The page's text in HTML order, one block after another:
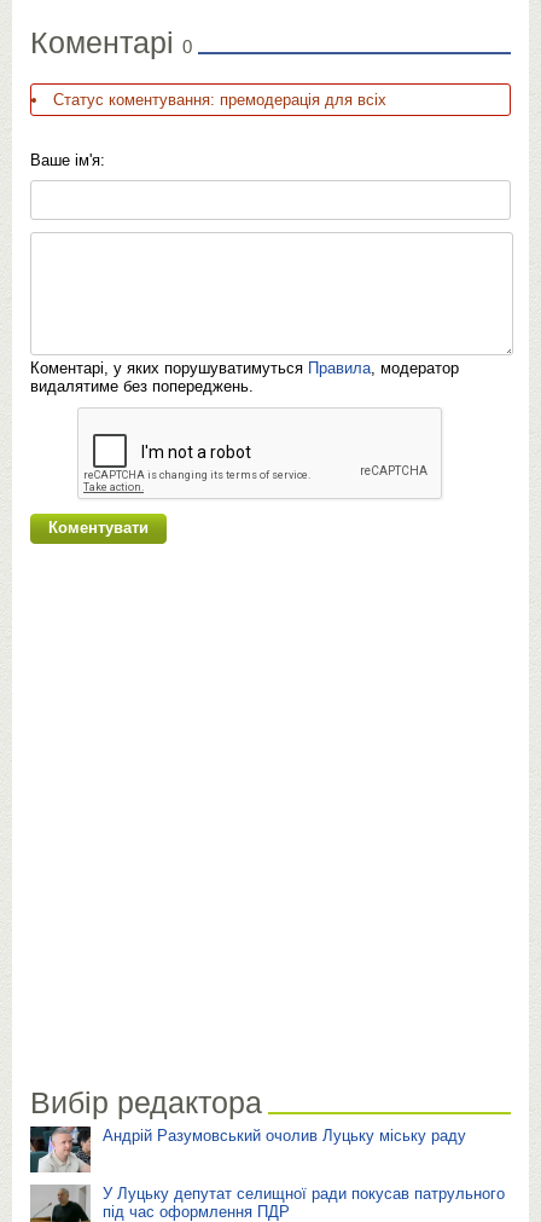
Коментарі 0
Статус коментування: премодерація для всіх
Ваше ім'я:
Коментарі, у яких порушуватимуться Правила, модератор
видалятиме без попереджень.
Вибір редактора
Андрій Разумовський очолив Луцьку міську раду
У Луцьку депутат селищної ради покусав патрульного
під час оформлення ПДР